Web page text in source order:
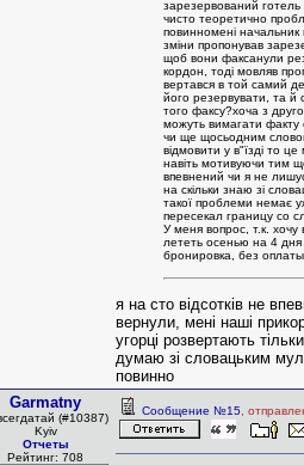
зарезервований готель
чисто теоретично
повинномені начальник
зміни пропонував
щоб вони факсанули
кордон, тоді мовляв
вертався в той самий
його резервувати, та й
того факсу?хоча з
можуть вимагати факту
чи ще щосьодним
відмовити у в"їзді то
навіть мотивуючи тим
впевнений чи я не
на скільки знаю зі
такої проблеми немає
пересекал границу со
У меня вопрос, т.к.
лететь осенью на 4 дня
бронировка, без
я на сто відсотків не
вернули, мені наші
угорці розвертають
думаю зі словацьким
повинно
Garmatny
(#10387)
Kyiv
Отчеты
Рейтинг: 708
Сообщение №15 ,